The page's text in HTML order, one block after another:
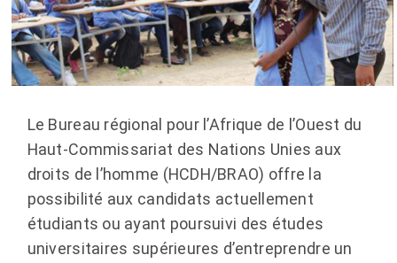
Le Bureau régional pour l’Afrique de l’Ouest du
Haut-Commissariat des Nations Unies aux
droits de l’homme (HCDH/BRAO) offre la
possibilité aux candidats actuellement
étudiants ou ayant poursuivi des études
universitaires supérieures d’entreprendre un